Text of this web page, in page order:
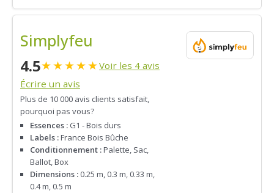
Simplyfeu
4.5★★★★★Voir les 4 avis
Écrire un avis
Plus de 10 000 avis clients satisfait,
pourquoi pas vous?
Essences : G1 - Bois durs
Labels :France Bois Bûche
Conditionnement :Palette, Sac,
Ballot, Box
Dimensions : 0.25 m, 0.3 m, 0.33 m,
0.4 m, 0.5 m